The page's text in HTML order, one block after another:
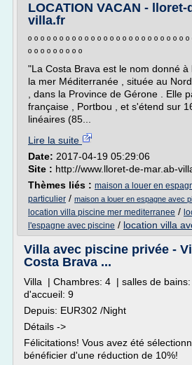
LOCATION VACAN - lloret-
villa.fr
º º º º º º º º º º º º º º º º º º º º º º º º º
º º º º º º º º º
"La Costa Brava est le nom donné
la mer Méditerranée , située au
, dans la Province de Gérone . Elle
française , Portbou , et s'étend sur
linéaires (85...
Lire la suite
Date: 2017-04-19 05:29:06
Site : http://www.lloret-de-mar.ab-
Thèmes liés : maison a louer en
particulier / maison a louer en espagne avec
location villa piscine mer mediterranee /
l'espagne avec piscine / location villa
Villa avec piscine privée -
Costa Brava ...
Villa | Chambres: 4 | salles de
d'accueil: 9
Depuis: EUR302 /Night
Détails ->
Félicitations! Vous avez été
bénéficier d'une réduction de 10%!